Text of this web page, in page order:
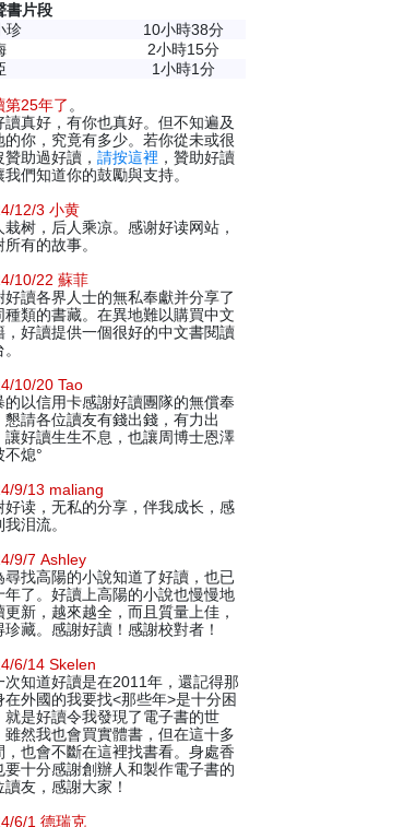
書片段
珍
10小時38分
2小時15分
1小時1分
第25年了 。
讀真好，有你也真好。但不知遍及
的你，究竟有多少。若你從未或很
贊助過好讀， 請按這裡 ，贊助好讀
我們知道你的鼓勵與支持。
12/3 小黄
栽树，后人乘凉。感谢好读网站，
所有的故事。
10/22 蘇菲
好讀各界人士的無私奉獻并分享了
種類的書藏。在異地難以購買中文
，好讀提供一個很好的中文書閱讀
10/20 Tao
的以信用卡感謝好讀團隊的無償奉
懇請各位讀友有錢出錢，有力出
讓好讀生生不息，也讓周博士恩澤
不熄°
9/13 maliang
好读，无私的分享，伴我成长，感
泪流。
9/7 Ashley
尋找高陽的小說知道了好讀，也已
年了。好讀上高陽的小說也慢慢地
更新，越來越全，而且質量上佳，
珍藏。感謝好讀！感謝校對者！
6/14 Skelen
次知道好讀是在2011年，還記得那
在外國的我要找<那些年>是十分困
就是好讀令我發現了電子書的世
雖然我也會買實體書，但在這十多
，也會不斷在這裡找書看。身處香
要十分感謝創辦人和製作電子書的
讀友，感謝大家！
6/1 德瑞克